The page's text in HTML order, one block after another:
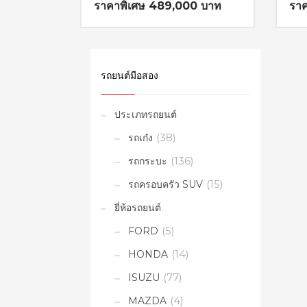
ราคาพิเศษ 489,000 บาทรายละเอียด รา
รถยนต์มือสอง
ประเภทรถยนต์
รถเก๋ง (38)
รถกระบะ (136)
รถครอบครัว SUV (15)
ยี่ห้อรถยนต์
FORD (5)
HONDA (14)
ISUZU (77)
MAZDA (4)